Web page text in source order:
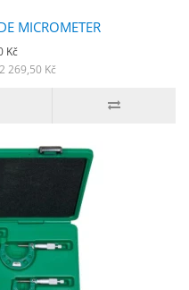
MICROMETER
Kč
269,50 Kč